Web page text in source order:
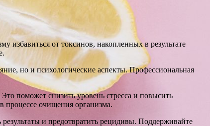
избавиться от токсинов, накопленных в результате
но и психологические аспекты. Профессиональная
поможет снизить уровень стресса и повысить
процессе очищения организма.
и предотвратить рецидивы. Поддерживайте